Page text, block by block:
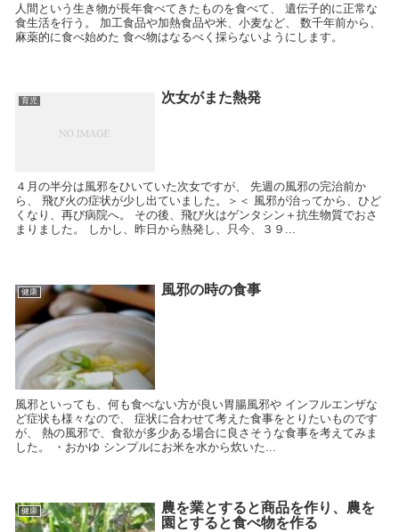
人間という生き物が長年食べてきたものを食べて、 遺伝子的に正常な
食生活を行う。 加工食品や加熱食品や米、小麦など、 数千年前から、
麻薬的に食べ始めた 食べ物はなるべく採らないようにします。
育児 次女がまた熱発
４月の半分は風邪をひいていた次女ですが、 先週の風邪の完治前か
ら、 飛び火の症状が少し出ていました。＞＜ 風邪が治ってから、ひど
くなり、再び病院へ。 その後、飛び火はゲンタシン＋抗生物質でおさ
まりました。 しかし、昨日から熱発し、只今、３９...
健康 風邪の時の食事
風邪といっても、何も食べない方が良い胃腸風邪や インフルエンザな
ど症状も様々なので、 症状に合わせて考えた食事をとりたいものです
が、 熱の風邪で、食欲が多少ある場合に良さそうな食事を考えてみま
した。 ・おかゆ シンプルにお米を水から炊いた...
健康
農を業とすると商品を作り、農を
園とすると食べ物を作る